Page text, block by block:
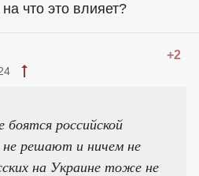
что это влияет?
+2
боятся российской
не решают и ничем не
на Украине тоже не